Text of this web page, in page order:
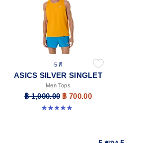
5 สี
ASICS SILVER SINGLET
Men Tops
฿ 1,000.00 ฿ 700.00
5.0 จาก 5 ดาว 1 รีวิว